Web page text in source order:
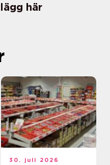
här
30. juli 2026